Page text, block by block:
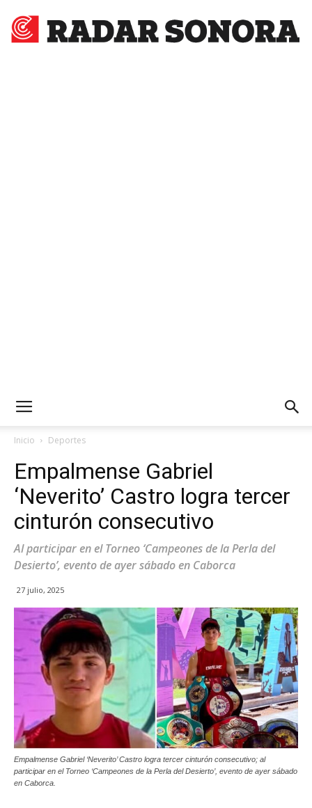
Inicio Deportes
Empalmense Gabriel
‘Neverito’ Castro logra tercer
cinturón consecutivo
Al participar en el Torneo ‘Campeones de la Perla del
Desierto’, evento de ayer sábado en Caborca
27 julio, 2025
Empalmense Gabriel ‘Neverito’ Castro logra tercer cinturón consecutivo; al
participar en el Torneo ‘Campeones de la Perla del Desierto’, evento de ayer sábado
en Caborca.